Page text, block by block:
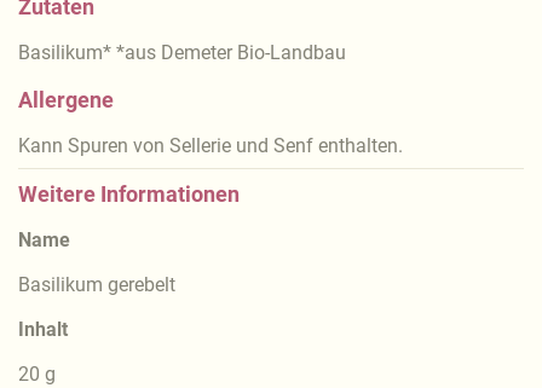
Zutaten
Basilikum* *aus Demeter Bio-Landbau
Allergene
Kann Spuren von Sellerie und Senf enthalten.
Weitere Informationen
Name
Basilikum gerebelt
Inhalt
20 g